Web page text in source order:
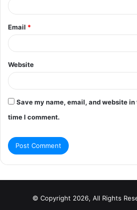
Email *
Website
Save my name, email, and website
time I comment.
© Copyright 2026, All Rights